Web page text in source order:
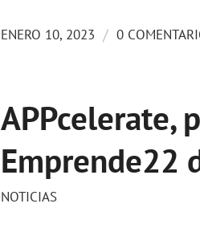
ENERO 10, 2023 / 0
APPcelerate,
Emprende22
NOTICIAS